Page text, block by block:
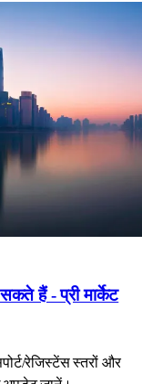
हैं - प्री मार्केट
रेजिस्टेंस स्तरों और